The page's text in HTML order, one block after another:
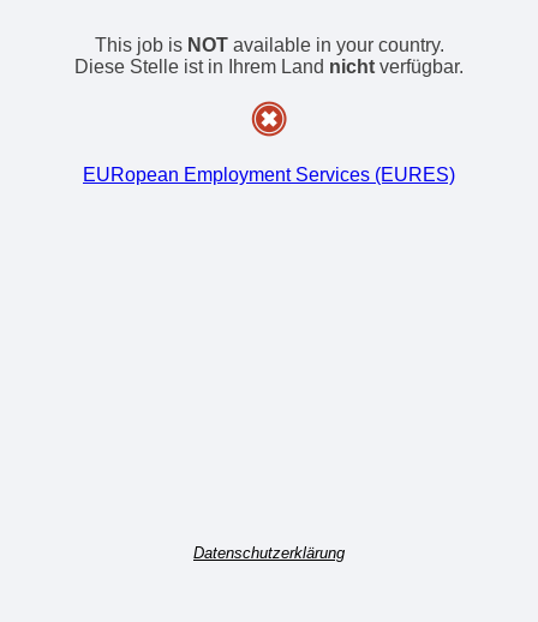
This job is NOTavailable in your country.
Diese Stelle ist in Ihrem Land nicht verfügbar.
EURopean Employment Services (EURES)
Datenschutzerklärung